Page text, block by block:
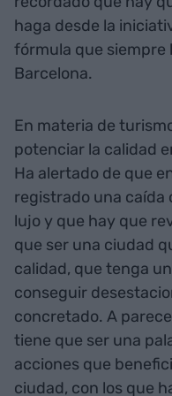
haga desde la
fórmula que siempre
Barcelona.
En materia de
potenciar la calidad
Ha alertado de que
registrado una caída
lujo y que hay que
que ser una ciudad
calidad, que tenga
conseguir
concretado. A
tiene que ser una
acciones que
ciudad, con los que